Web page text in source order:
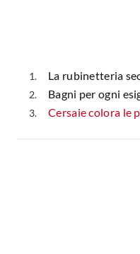
La rubinetteria
Bagni per ogni
Cersaie colora le